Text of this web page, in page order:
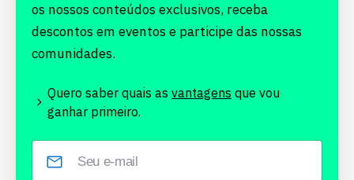
os nossos conteúdos exclusivos, receba
descontos em eventos e participe das nossas
comunidades.
Quero saber quais as vantagens que vou
ganhar primeiro.